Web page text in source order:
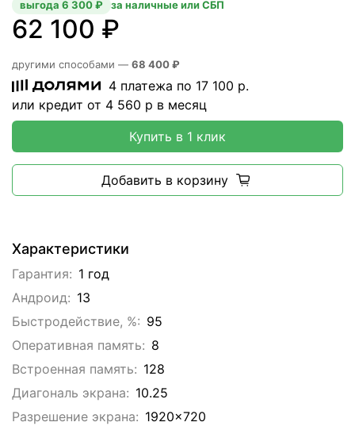
Характеристики
Гарантия: 1 год
Андроид: 13
Быстродействие, %: 95
Оперативная память: 8
Встроенная память: 128
Диагональ экрана: 10.25
Разрешение экрана: 1920x720
62 100 ₽
выгода 6 300 ₽ за наличные или СБП
другими способами — 68 400 ₽
4 платежа по 17 100 р.
или кредит от 4 560 р в месяц
Купить в 1 клик
Добавить в корзину